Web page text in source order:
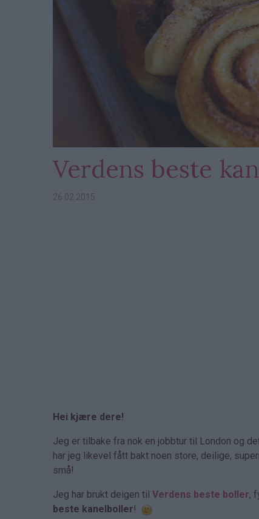
Verdens beste
26.02.2015
Hei kjære dere!
Jeg er tilbake fra nok en jobbtur til London og
har jeg likevel fått bakt noen store, deilige,
små!
Jeg har brukt deigen til Verdens beste boller,
beste kanelboller!